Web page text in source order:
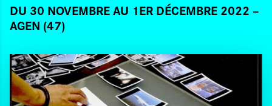
DU 30 NOVEMBREAU 1ER DÉCEMBRE 2022
AGEN (47)